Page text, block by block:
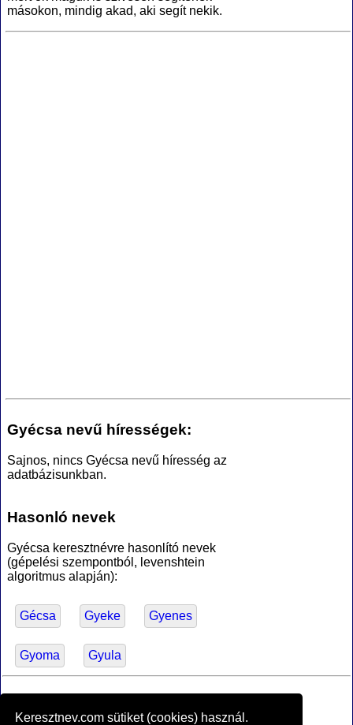
Keresztnev.com sütiket (cookies) használ.
másokon, mindig akad, aki segít nekik.
Gyécsa nevű hírességek:
Sajnos, nincs Gyécsa nevű híresség az
adatbázisunkban.
Hasonló nevek
Gyécsa keresztnévre hasonlító nevek
(gépelési szempontból, levenshtein
algoritmus alapján):
Gécsa Gyeke Gyenes
Gyoma Gyula